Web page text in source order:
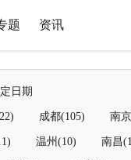
题 资讯
日期
成都(105) 南
温州(10) 南昌